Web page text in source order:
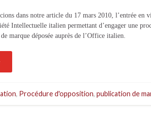
dans notre article du 17 mars 2010, l’entrée en
Intellectuelle italien permettant d’engager une
marque déposée auprès de l’Office italien.
, Procédure d'opposition, publication de